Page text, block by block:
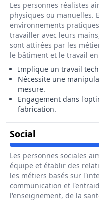
Les personnes réalistes
physiques ou manuelles.
environnements
travailler avec leurs
sont attirées par les
le bâtiment et le travail
Implique un travail
Nécessite une
mesure.
Engagement dans
fabrication.
SocialPour Le
Les personnes sociales
équipe et établir des
les métiers basés sur
communication et
l'enseignement, de la